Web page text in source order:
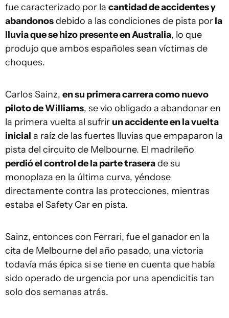
fue caracterizado por la cantidad de accidentes y
abandonosdebido a las condiciones de pista porla
lluvia que se hizo presente en Australia, lo que
produjo que ambos españoles sean víctimas de
choques.
Carlos Sainz, en su primera carrera como nuevo
piloto de Williams, se vio obligado a abandonar en
la primera vuelta al sufrir un accidente en la vuelta
inicial a raíz de las fuertes lluvias que empaparon la
pista del circuito de Melbourne. El madrileño
perdió el control de la parte traserade su
monoplaza en la última curva, yéndose
directamente contra las protecciones, mientras
estaba el Safety Car en pista.
Sainz, entonces con Ferrari, fue el ganador en la
cita de Melbourne del año pasado, una victoria
todavía más épica si se tiene en cuenta que había
sido operado de urgencia por una apendicitis tan
solo dos semanas atrás.